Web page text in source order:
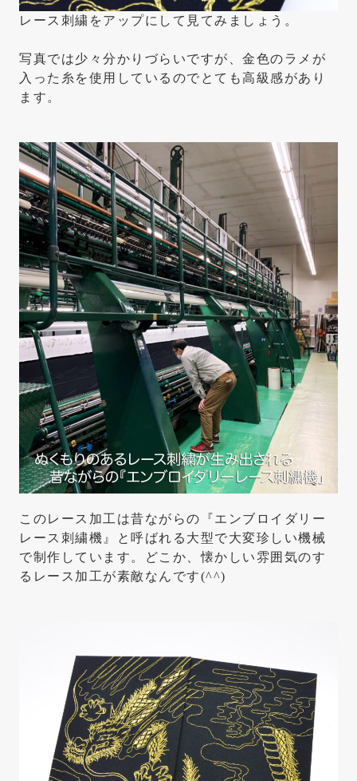
レース刺繍をアップにして見てみましょう。
写真では少々分かりづらいですが、金色のラメが
入った糸を使用しているのでとても高級感があり
ます。
このレース加工は昔ながらの『エンブロイダリー
レース刺繍機』と呼ばれる大型で大変珍しい機械
で制作しています。どこか、懐かしい雰囲気のす
るレース加工が素敵なんです(^^)